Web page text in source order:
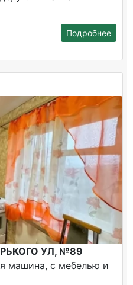
Подробнее
УЛ, №89
машина, с мебелью и